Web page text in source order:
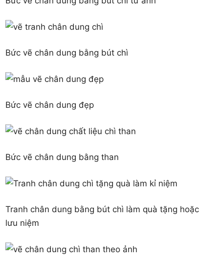
Bức vẽ chân dung bằng bút chì
Bức vẽ chân dung đẹp
Bức vẽ chân dung bằng than
Tranh chân dung bằng bút chì làm quà tặng hoặc
lưu niệm